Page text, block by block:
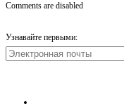
Comments are disabled
Узнавайте первыми: